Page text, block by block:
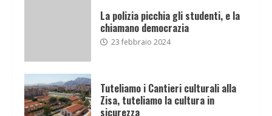
La polizia picchia gli studenti, e la
chiamano democrazia
23 febbraio 2024
Tuteliamo i Cantieri culturali alla
Zisa, tuteliamo la cultura in
sicurezza